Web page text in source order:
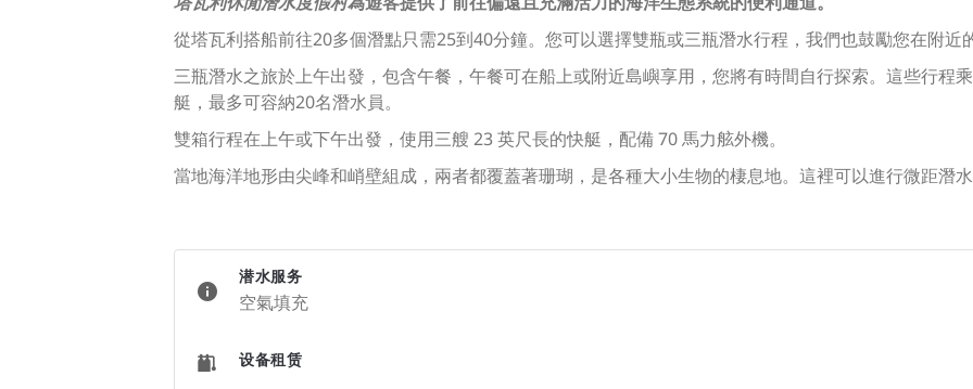
從塔瓦利搭船前往20多個潛點只需25到40分鐘。您可以選擇雙瓶或三瓶潛水行程，我們也鼓勵您在附近
三瓶潛水之旅於上午出發，包含午餐，午餐可在船上或附近島嶼享用，您將有時間自行探索。這些行程
艇，最多可容納20名潛水員。
雙箱行程在上午或下午出發，使用三艘 23 英尺長的快艇，配備 70 馬力舷外機。
當地海洋地形由尖峰和峭壁組成，兩者都覆蓋著珊瑚，是各種大小生物的棲息地。這裡可以進行微距潛水
潜水服务
空氣填充
设备租赁